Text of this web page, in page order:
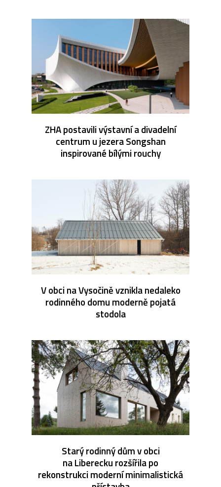
ZHA postavili výstavní a divadelní
centrum u jezera Songshan
inspirované bílými rouchy
V obci na Vysočině vznikla nedaleko
rodinného domu moderně pojatá
stodola
Starý rodinný dům v obci
na Liberecku rozšířila po
rekonstrukci moderní minimalistická